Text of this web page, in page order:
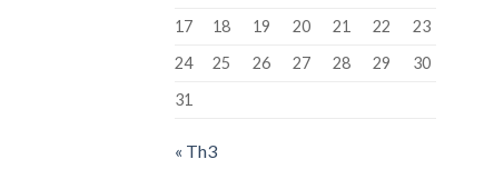
17
18 19 20 21 22
23
24
25 26 27 28 29
30
31
« Th3